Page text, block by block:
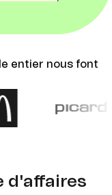
entier nous font
d'affaires